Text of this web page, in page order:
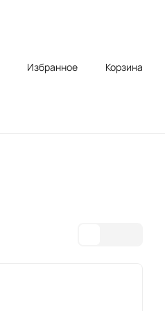
Избранное Корзина